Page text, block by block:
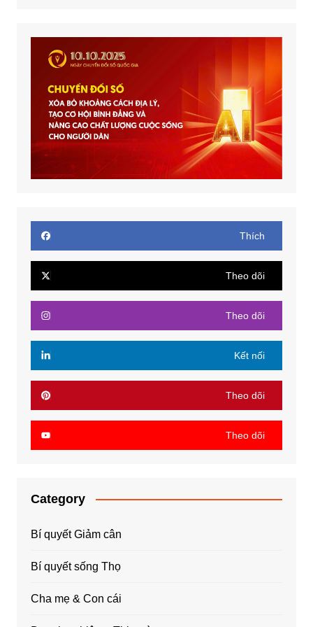
Thích
Theo dõi
Theo dõi
Kết nối
Theo dõi
Theo dõi
Category
Bí quyết Giảm cân
Bí quyết sống Thọ
Cha mẹ & Con cái